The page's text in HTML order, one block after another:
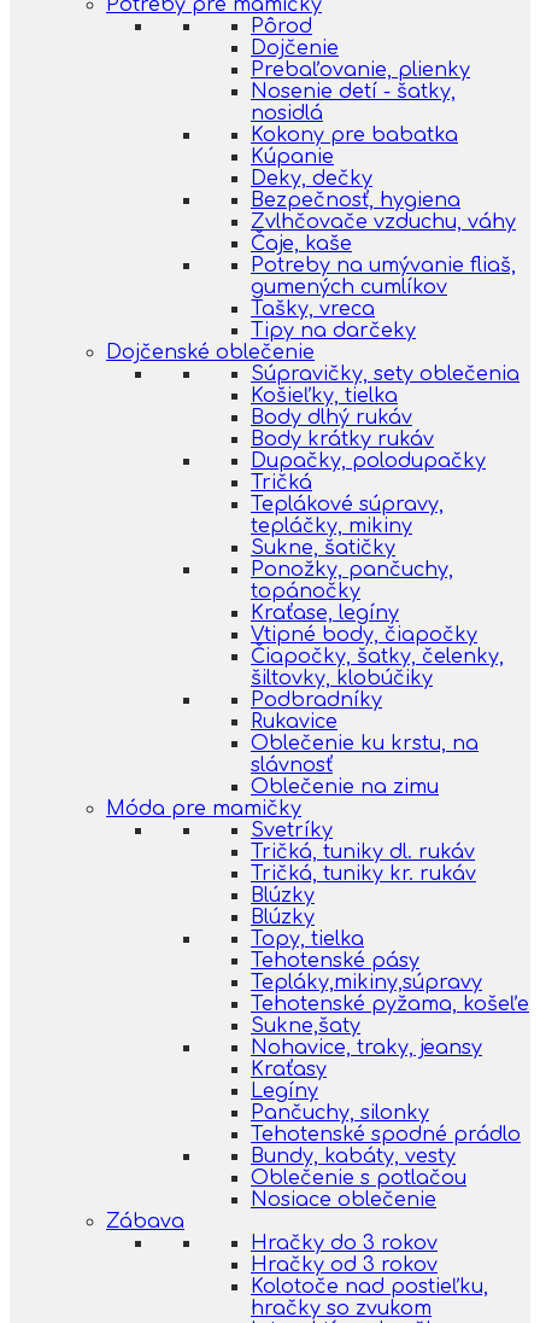
Potreby pre mamičky
Pôrod
Dojčenie
Prebaľovanie, plienky
Nosenie detí - šatky,
nosidlá
Kokony pre babatka
Kúpanie
Deky, dečky
Bezpečnosť, hygiena
Zvlhčovače vzduchu, váhy
Čaje, kaše
Potreby na umývanie fliaš,
gumených cumlíkov
Tašky, vreca
Tipy na darčeky
Dojčenské oblečenie
Súpravičky, sety oblečenia
Košieľky, tielka
Body dlhý rukáv
Body krátky rukáv
Dupačky, polodupačky
Tričká
Teplákové súpravy,
tepláčky, mikiny
Sukne, šatičky
Ponožky, pančuchy,
topánočky
Kraťase, legíny
Vtipné body, čiapočky
Čiapočky, šatky, čelenky,
šiltovky, klobúčiky
Podbradníky
Rukavice
Oblečenie ku krstu, na
slávnosť
Oblečenie na zimu
Móda pre mamičky
Svetríky
Tričká, tuniky dl. rukáv
Tričká, tuniky kr. rukáv
Blúzky
Blúzky
Topy, tielka
Tehotenské pásy
Tepláky,mikiny,súpravy
Tehotenské pyžama, košeľe
Sukne,šaty
Nohavice, traky, jeansy
Kraťasy
Legíny
Pančuchy, silonky
Tehotenské spodné prádlo
Bundy, kabáty, vesty
Oblečenie s potlačou
Nosiace oblečenie
Zábava
Hračky do 3 rokov
Hračky od 3 rokov
Kolotoče nad postieľku,
hračky so zvukom